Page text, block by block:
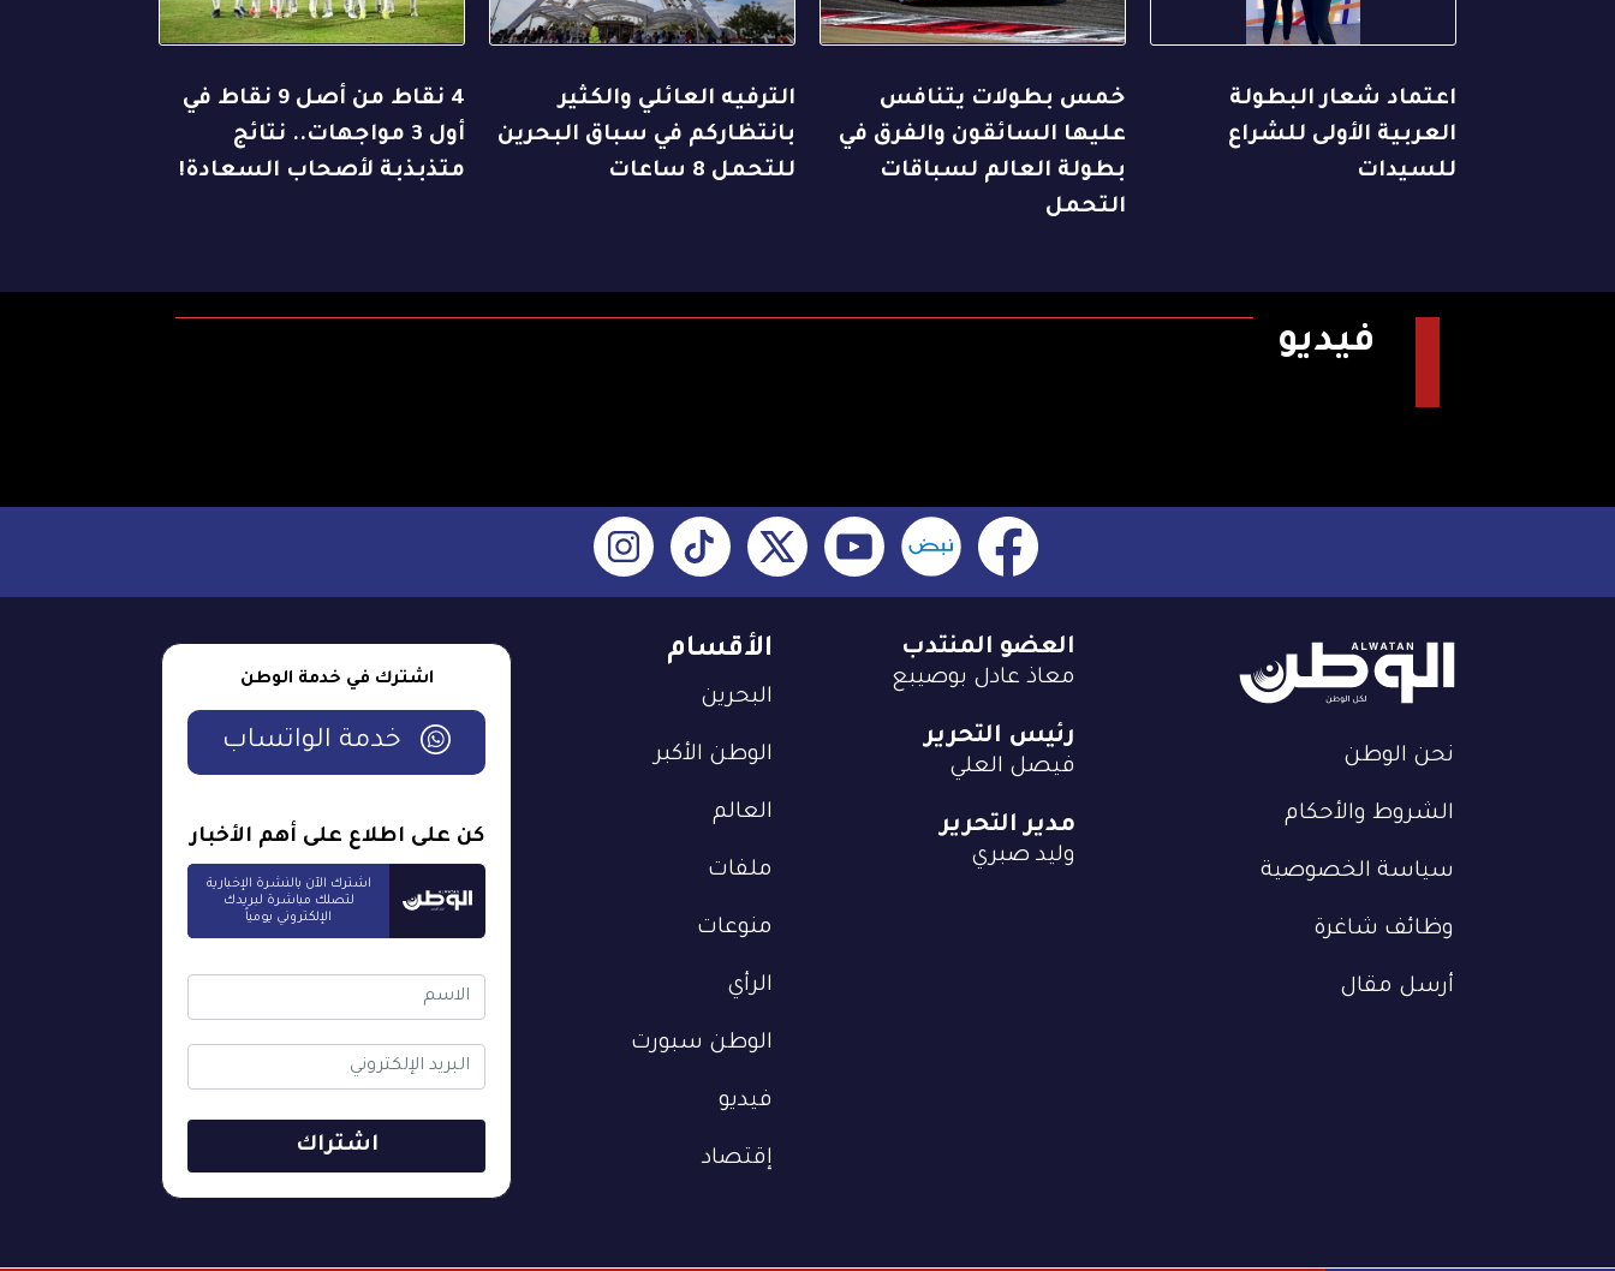
اعتماد شعار البطولة
العربية الأولى للشراع
للسيدات
خمس بطولات يتنافس
عليها السائقون والفرق في
بطولة العالم لسباقات
التحمل
الترفيه العائلي والكثير
بانتظاركم في سباق البحرين
للتحمل 8 ساعات
4 نقاط من أصل 9 نقاط في
أول 3 مواجهات.. نتائج
متذبذبة لأصحاب السعادة!
فيديو
نحن الوطن
الشروط والأحكام
سياسة الخصوصية
وظائف شاغرة
أرسل مقال
الأقسام
البحرين
الوطن الأكبر
العالم
ملفات
منوعات
الرأي
الوطن سبورت
فيديو
إقتصاد
العضو المنتدب
معاذ عادل بوصيبع
رئيس التحرير
فيصل العلي
مدير التحرير
وليد صبري
اشترك في خدمة الوطن
خدمة الواتساب
كن على اطلاع على أهم الأخبار
اشترك الآن بالنشرة الإخبارية
لتصلك مباشرة لبريدك
الإلكتروني يومياً
اشتراك